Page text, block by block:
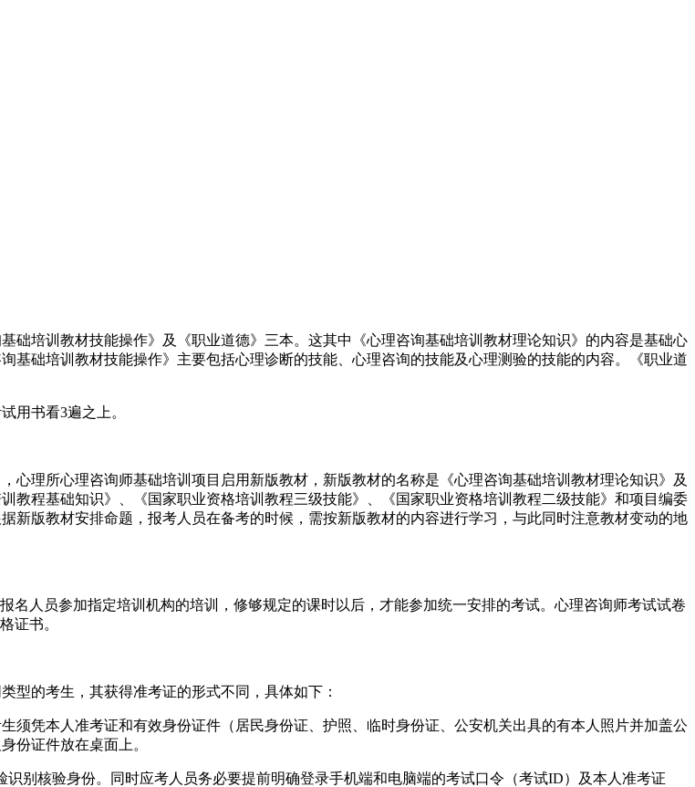
础培训教材技能操作》及《职业道德》三本。这其中《心理咨询基础培训教材理论知识》的内容是基础心
基础培训教材技能操作》主要包括心理诊断的技能、心理咨询的技能及心理测验的技能的内容。《职业道
用书看3遍之上。
心理所心理咨询师基础培训项目启用新版教材，新版教材的名称是《心理咨询基础培训教材理论知识》及
教程基础知识》、《国家职业资格培训教程三级技能》、《国家职业资格培训教程二级技能》和项目编委
新版教材安排命题，报考人员在备考的时候，需按新版教材的内容进行学习，与此同时注意教材变动的地
名人员参加指定培训机构的培训，修够规定的课时以后，才能参加统一安排的考试。心理咨询师考试试卷
证书。
型的考生，其获得准考证的形式不同，具体如下：
须凭本人准考证和有效身份证件（居民身份证、护照、临时身份证、公安机关出具的有本人照片并加盖公
份证件放在桌面上。
别核验身份。同时应考人员务必要提前明确登录手机端和电脑端的考试口令（考试ID）及本人准考证